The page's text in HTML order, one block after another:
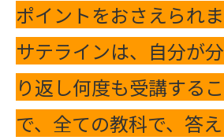
ポイントをおさえられ
サテラインは、自分が
り返し何度も受講する
で、全ての教科で、答